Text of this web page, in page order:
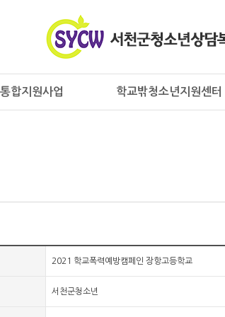
통합지원사업 학교밖청소년지원센터
2021 학교폭력예방캠페인 장항고등학교
서천군청소년